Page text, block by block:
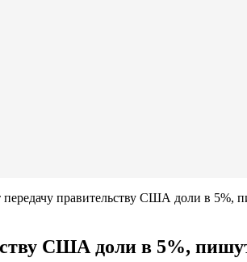
передачу правительству США доли в
США доли в 5%,